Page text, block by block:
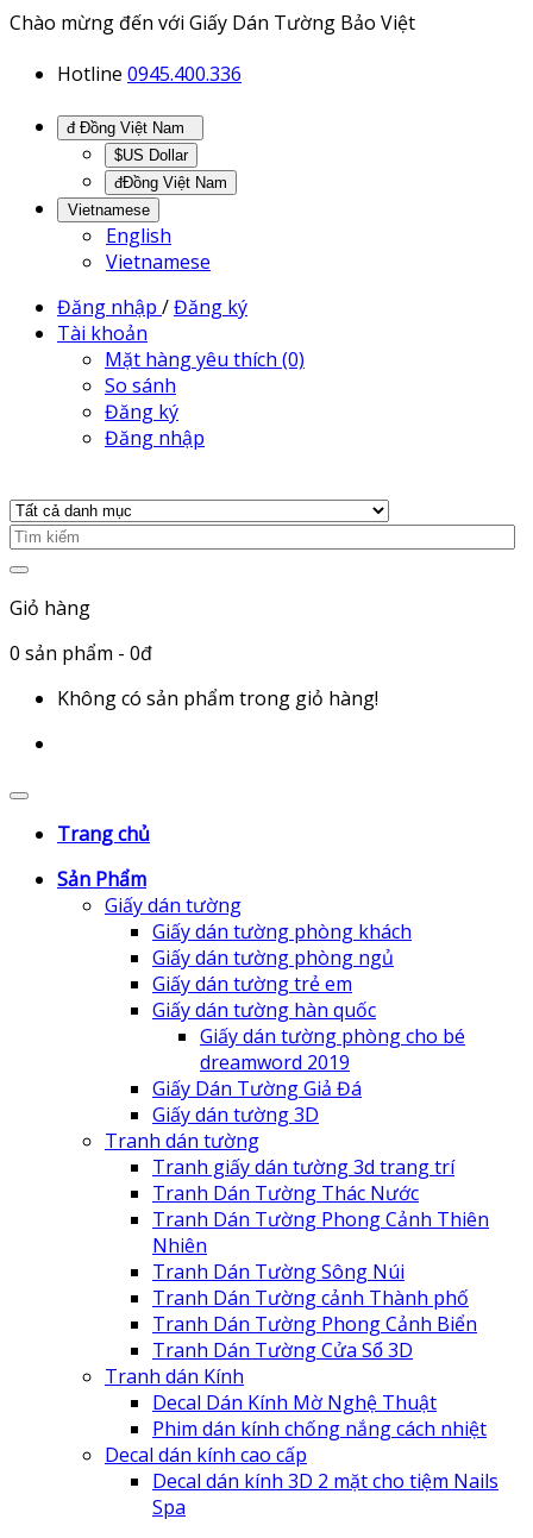
Chào mừng đến với Giấy Dán Tường Bảo Việt
Hotline 0945.400.336
$US Dollar
đĐồng Việt Nam
Vietnamese
English
Vietnamese
Đăng nhập /Đăng ký
Tài khoản
Mặt hàng yêu thích (0)
So sánh
Đăng ký
Đăng nhập
Giỏ hàng
0 sản phẩm - 0đ
Không có sản phẩm trong giỏ hàng!
Trang chủ
Sản Phẩm
Giấy dán tường
Giấy dán tường phòng khách
Giấy dán tường phòng ngủ
Giấy dán tường trẻ em
Giấy dán tường hàn quốc
Giấy dán tường phòng cho bé
dreamword 2019
Giấy Dán Tường Giả Đá
Giấy dán tường 3D
Tranh dán tường
Tranh giấy dán tường 3d trang trí
Tranh Dán Tường Thác Nước
Tranh Dán Tường Phong Cảnh Thiên
Nhiên
Tranh Dán Tường Sông Núi
Tranh Dán Tường cảnh Thành phố
Tranh Dán Tường Phong Cảnh Biển
Tranh Dán Tường Cửa Sổ 3D
Tranh dán Kính
Decal Dán Kính Mờ Nghệ Thuật
Phim dán kính chống nắng cách nhiệt
Decal dán kính cao cấp
Decal dán kính 3D 2 mặt cho tiệm Nails
Spa